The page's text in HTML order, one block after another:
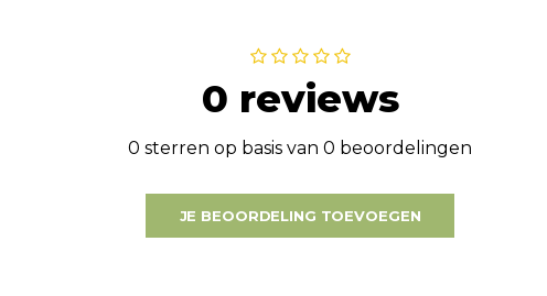
0 reviews
0 sterren op basis van 0 beoordelingen
JE BEOORDELING TOEVOEGEN